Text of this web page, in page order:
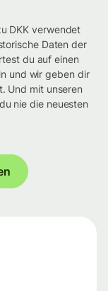
DKK verwendet
Daten der
du auf einen
und wir geben dir
Und mit unseren
nie die neuesten